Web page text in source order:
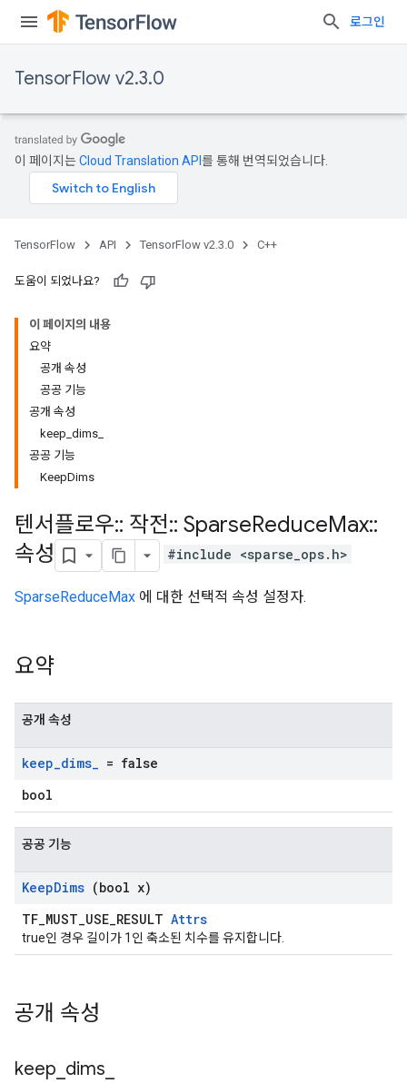
로그인
TensorFlow v2.3.0
이 페이지는Cloud Translation API 를 통해 번역되었습니다.
TensorFlow API TensorFlow v2.3.0 C++
도움이 되었나요?
이 페이지의 내용
요약
공개 속성
공공 기능
공개 속성
keep_dims_
공공 기능
KeepDims
텐서플로우:: 작전:: SparseReduceMax::
속성
#include <sparse_ops.h>
SparseReduceMax 에 대한 선택적 속성 설정자.
요약
공개 속성
keep_dims_ = false
bool
공공 기능
KeepDims (bool x)
TF_MUST_USE_RESULT Attrs
true인 경우 길이가 1인 축소된 치수를 유지합니다.
공개 속성
keep dims